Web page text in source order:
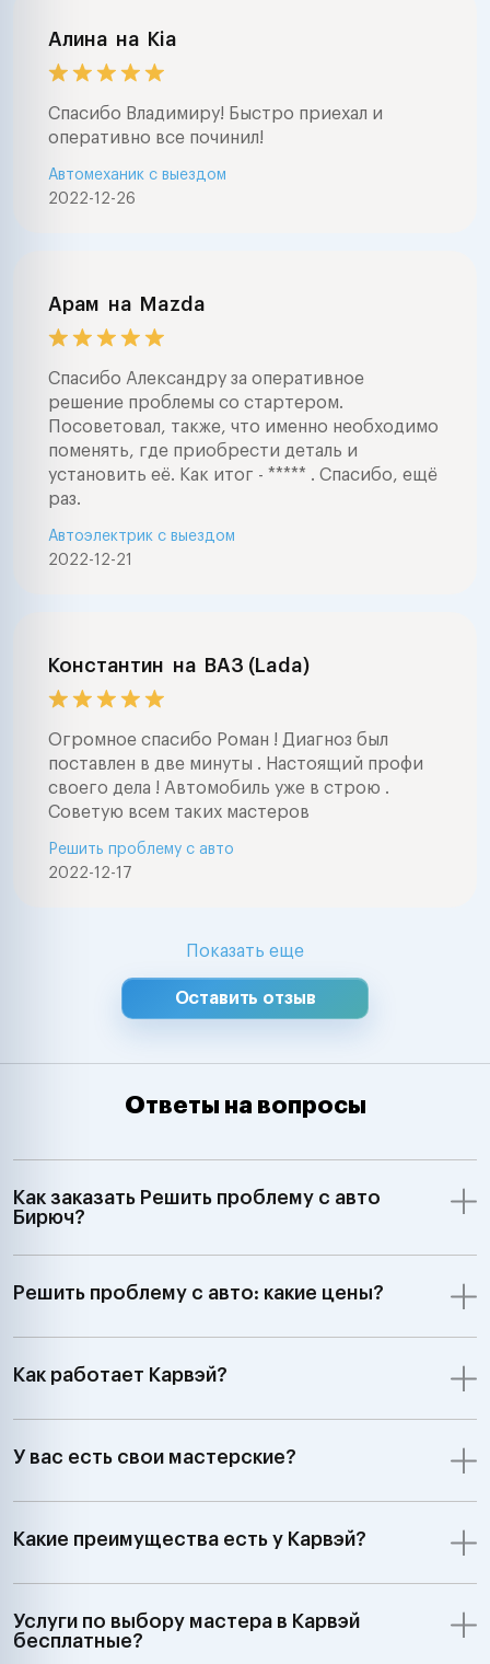
Алина на Kia
Спасибо Владимиру! Быстро приехал и
оперативно все починил!
2022-12-26
Автомеханик с выездом
Арам на Mazda
Спасибо Александру за оперативное
решение проблемы со стартером.
Посоветовал, также, что именно необходимо
поменять, где приобрести деталь и
установить её. Как итог - ***** . Спасибо, ещё
раз.
2022-12-21
Автоэлектрик с выездом
Константин на ВАЗ (Lada)
Огромное спасибо Роман ! Диагноз был
поставлен в две минуты . Настоящий профи
своего дела ! Автомобиль уже в строю .
Советую всем таких мастеров
2022-12-17
Решить проблему с авто
Показать еще
Оставить отзыв
Ответы на вопросы
Как заказать Решить проблему с авто
Бирюч?
Решить проблему с авто: какие цены?
Как работает Карвэй?
У вас есть свои мастерские?
Какие преимущества есть у Карвэй?
Услуги по выбору мастера в Карвэй
бесплатные?